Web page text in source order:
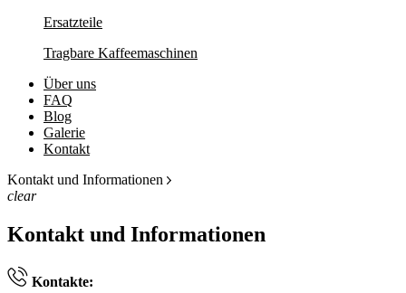
Ersatzteile
Tragbare Kaffeemaschinen
Über uns
FAQ
Blog
Galerie
Kontakt
Kontakt und Informationen
clear
Kontakt und Informationen
Kontakte: